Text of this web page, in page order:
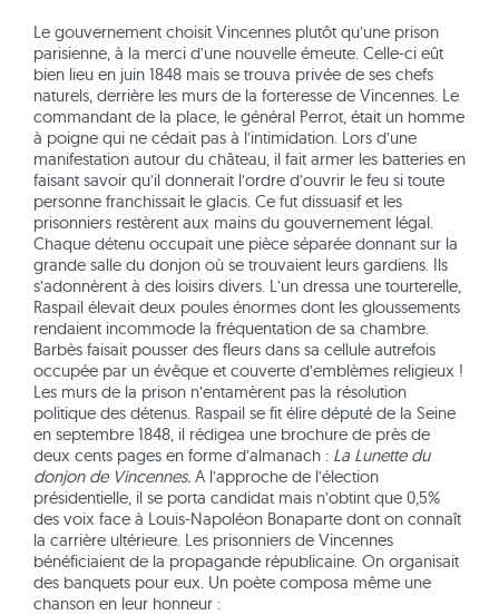
Le gouvernement choisit Vincennes plutôt qu’une prison
parisienne, à la merci d’une nouvelle émeute. Celle-ci eût
bien lieu en juin 1848 mais se trouva privée de ses chefs
naturels, derrière les murs de la forteresse de Vincennes. Le
commandant de la place, le général Perrot, était un homme
à poigne qui ne cédait pas à l’intimidation. Lors d’une
manifestation autour du château, il fait armer les batteries en
faisant savoir qu’il donnerait l’ordre d’ouvrir le feu si toute
personne franchissait le glacis. Ce fut dissuasif et les
prisonniers restèrent aux mains du gouvernement légal.
Chaque détenu occupait une pièce séparée donnant sur la
grande salle du donjon où se trouvaient leurs gardiens. Ils
s’adonnèrent à des loisirs divers. L’un dressa une tourterelle,
Raspail élevait deux poules énormes dont les gloussements
rendaient incommode la fréquentation de sa chambre.
Barbès faisait pousser des fleurs dans sa cellule autrefois
occupée par un évêque et couverte d’emblèmes religieux !
Les murs de la prison n’entamèrent pas la résolution
politique des détenus. Raspail se fit élire député de la Seine
en septembre 1848, il rédigea une brochure de près de
deux cents pages en forme d’almanach : La Lunette du
donjon de Vincennes. A l’approche de l’élection
présidentielle, il se porta candidat mais n’obtint que 0,5%
des voix face à Louis-Napoléon Bonaparte dont on connaît
la carrière ultérieure. Les prisonniers de Vincennes
bénéficiaient de la propagande républicaine. On organisait
des banquets pour eux. Un poète composa même une
chanson en leur honneur :